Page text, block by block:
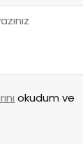
okudum ve